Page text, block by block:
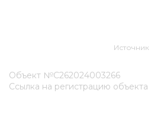
Объект №С262024003266
Ссылка на регистрацию объекта